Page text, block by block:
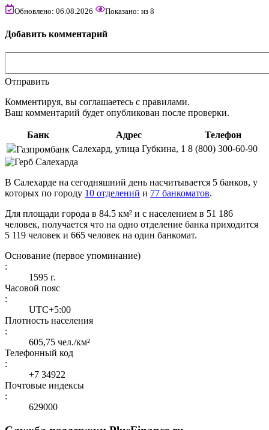
Обновлено: 06.08.2026 Показано: из 8
Добавить комментарий
Отправить
Комментируя, вы соглашаетесь c правилами.
Ваш комментарий будет опубликован после проверки.
Банк Адрес
Телефон
Газпромбанк Салехард, улица Губкина, 1 8 (800) 300-60-90
В Салехарде на сегодняшний день насчитывается 5 банков, у
которых по городу 10 отделений и 77 банкоматов.
Для площади города в 84.5 км² и с населением в 51 186
человек, получается что на одно отделение банка приходится
5 119 человек и 665 человек на один банкомат.
Основание (первое упоминание)
:
1595 г.
Часовой пояс
:
UTC+5:00
Плотность населения
:
605,75 чел./км²
Телефонный код
:
+7 34922
Почтовые индексы
:
629000